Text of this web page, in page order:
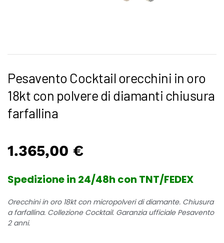
Pesavento Cocktail orecchini in oro
18kt con polvere di diamanti chiusura
farfallina
1.365,00 €
Spedizione in 24/48h con TNT/FEDEX
Orecchini in oro 18kt con micropolveri di diamante. Chiusura
a farfallina. Collezione Cocktail. Garanzia ufficiale Pesavento
2 anni.